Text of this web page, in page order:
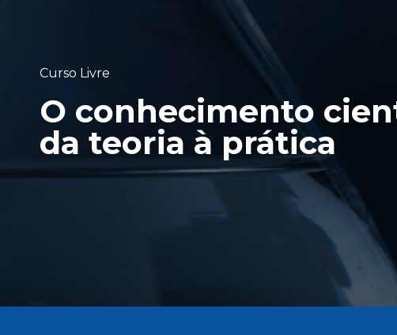
Curso Livre
O conhecimento
da teoria à prática